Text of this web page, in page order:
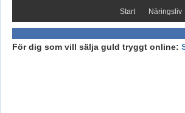
Start Näringsliv
För dig som vill sälja guld tryggt online: